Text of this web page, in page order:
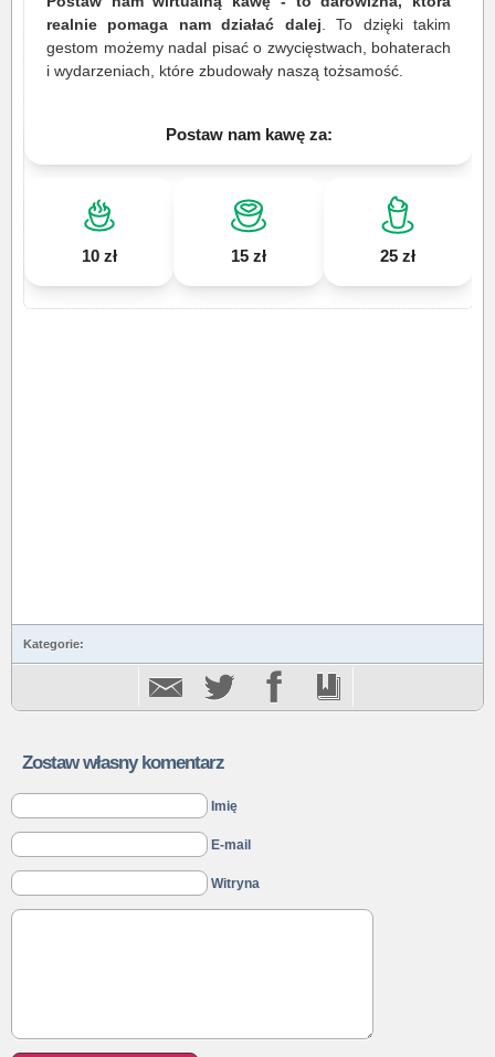
realnie pomaga nam działać dalej . To dzięki takim
gestom możemy nadal pisać o zwycięstwach, bohaterach
i wydarzeniach, które zbudowały naszą tożsamość.
Postaw nam kawę za:
10 zł 15 zł 25 zł
Kategorie:
Zostaw własny komentarz
Imię
E-mail
Witryna